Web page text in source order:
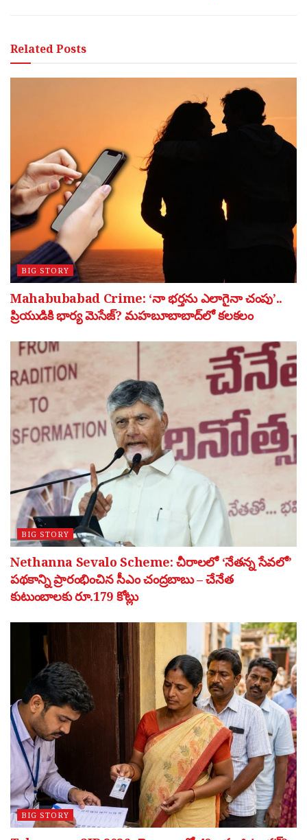
RelatedPosts
BIG STORY
Mahabubabad Crime: ‘నా భర్తను ఎలాగైనా చంపు’..
ప్రియుడికి భార్య మెసేజ్? మహబూబాబాద్‌లో కలకలం
BIG STORY
Nethanna Sevalo Scheme: చీరాలలో ‘నేతన్న సేవలో’
పథకాన్ని ప్రారంభించిన సీఎం చంద్రబాబు – చేనేత
కుటుంబాలకు రూ.179 కోట్లు
BIG STORY